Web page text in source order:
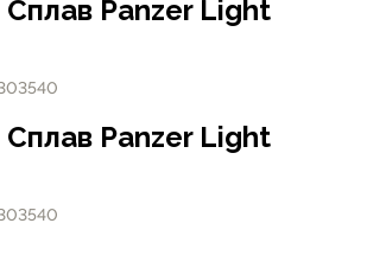
Panzer Light
Panzer Light